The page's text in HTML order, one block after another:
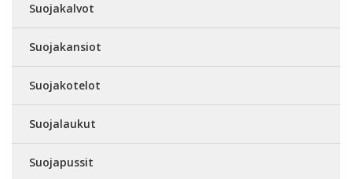
Suojakalvot
Suojakansiot
Suojakotelot
Suojalaukut
Suojapussit